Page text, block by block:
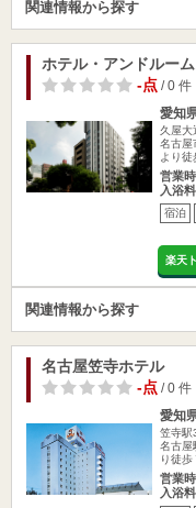
関連情報から探す
ホテル・アンドルー
-点 / 0 件
愛知
久屋大
名古屋
より徒
営業
入浴
宿泊
楽天
関連情報から探す
名古屋笠寺ホテル
-点 / 0 件
愛知
笠寺駅
名古
り徒歩
営業
入浴